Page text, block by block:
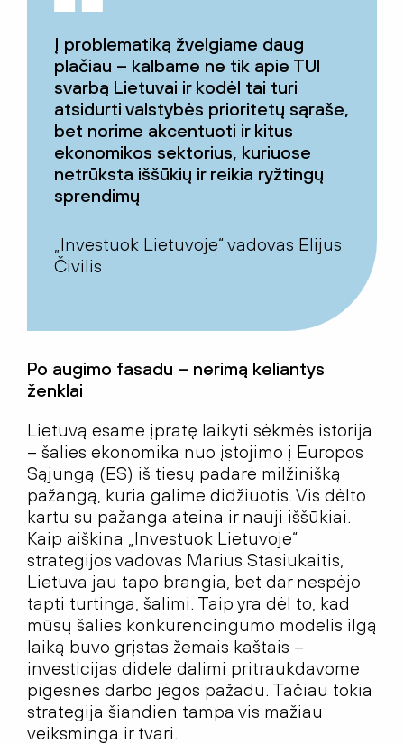
Į problematiką žvelgiame daug
plačiau – kalbame ne tik apie TUI
svarbą Lietuvai ir kodėl tai turi
atsidurti valstybės prioritetų sąraše,
bet norime akcentuoti ir kitus
ekonomikos sektorius, kuriuose
netrūksta iššūkių ir reikia ryžtingų
sprendimų
„Investuok Lietuvoje“ vadovas Elijus
Čivilis
Po augimo fasadu – nerimą keliantys
ženklai
Lietuvą esame įpratę laikyti sėkmės istorija
– šalies ekonomika nuo įstojimo į Europos
Sąjungą (ES) iš tiesų padarė milžinišką
pažangą, kuria galime didžiuotis. Vis dėlto
kartu su pažanga ateina ir nauji iššūkiai.
Kaip aiškina „Investuok Lietuvoje“
strategijos vadovas Marius Stasiukaitis,
Lietuva jau tapo brangia, bet dar nespėjo
tapti turtinga, šalimi. Taip yra dėl to, kad
mūsų šalies konkurencingumo modelis ilgą
laiką buvo grįstas žemais kaštais –
investicijas didele dalimi pritraukdavome
pigesnės darbo jėgos pažadu. Tačiau tokia
strategija šiandien tampa vis mažiau
veiksminga ir tvari.